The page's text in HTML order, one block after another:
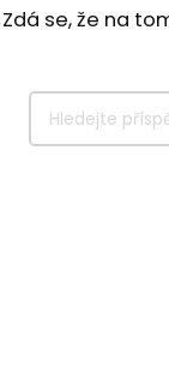
Zdá se, že na